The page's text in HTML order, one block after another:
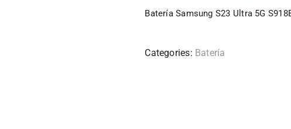
Batería Samsung S23 Ultra 5G
Categories: Batería